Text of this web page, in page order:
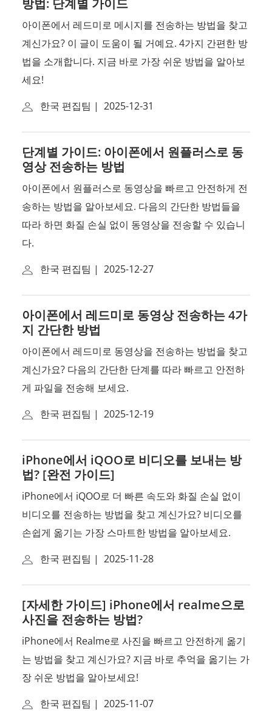
방법: 단계별 가이드
아이폰에서 레드미로 메시지를 전송하는 방법을 찾고
계신가요? 이 글이 도움이 될 거예요. 4가지 간편한 방
법을 소개합니다. 지금 바로 가장 쉬운 방법을 알아보
세요!
한국 편집팀 | 2025-12-31
단계별 가이드: 아이폰에서 원플러스로 동
영상 전송하는 방법
아이폰에서 원플러스로 동영상을 빠르고 안전하게 전
송하는 방법을 알아보세요. 다음의 간단한 방법들을
따라 하면 화질 손실 없이 동영상을 전송할 수 있습니
다.
한국 편집팀 | 2025-12-27
아이폰에서 레드미로 동영상 전송하는 4가
지 간단한 방법
아이폰에서 레드미로 동영상을 전송하는 방법을 찾고
계신가요? 다음의 간단한 단계를 따라 빠르고 안전하
게 파일을 전송해 보세요.
한국 편집팀 | 2025-12-19
iPhone에서 iQOO로 비디오를 보내는 방
법? [완전 가이드]
iPhone에서 iQOO로 더 빠른 속도와 화질 손실 없이
비디오를 전송하는 방법을 찾고 계신가요? 비디오를
손쉽게 옮기는 가장 스마트한 방법을 알아보세요.
한국 편집팀 | 2025-11-28
[자세한 가이드] iPhone에서 realme으로
사진을 전송하는 방법?
iPhone에서 Realme로 사진을 빠르고 안전하게 옮기
는 방법을 찾고 계신가요? 지금 바로 추억을 옮기는 가
장 쉬운 방법을 알아보세요!
한국 편집팀 | 2025-11-07